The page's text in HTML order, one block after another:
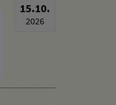
15.10.
2026